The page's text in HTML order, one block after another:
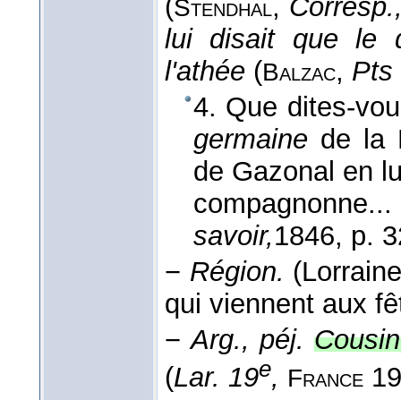
(Stendhal,
lui disait que le
l'athée (Balzac, Pts
4. Que dites-
germaine de la
de Gazonal en
savoir,1846, p.
− Région.
qui viennent aux
−Arg., péj.
(Lar. 19e, France